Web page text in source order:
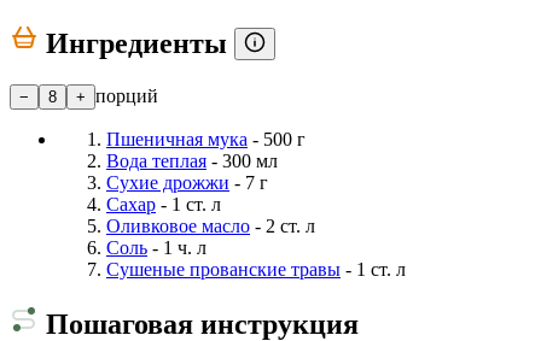
Ингредиенты
− 8 + порций
Пшеничная мука - 500 г
Вода теплая - 300 мл
Сухие дрожжи - 7 г
Сахар - 1 ст. л
Оливковое масло - 2 ст. л
Соль - 1 ч. л
Сушеные прованские травы - 1 ст. л
Пошаговая инструкция